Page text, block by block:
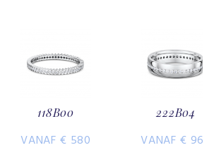
118B00
VANAF € 580
222B04
VANAF € 960